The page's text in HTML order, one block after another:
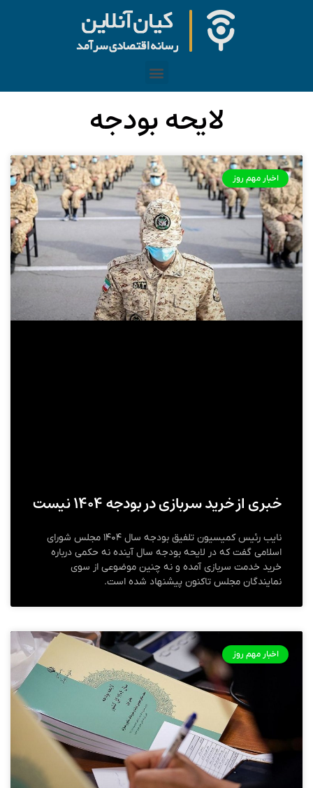
لایحه بودجه
اخبار مهم روز
خبری از خرید سربازی در بودجه ۱۴۰۴ نیست
نایب رئیس کمیسیون تلفیق بودجه سال ۱۴۰۴ مجلس شورای
اسلامی گفت که در لایحه بودجه سال آینده نه حکمی درباره
خرید خدمت سربازی آمده و نه چنین موضوعی از سوی
نمایندگان مجلس تاکنون پیشنهاد شده است.
اخبار مهم روز